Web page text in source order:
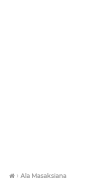
› Ala Masaksiana